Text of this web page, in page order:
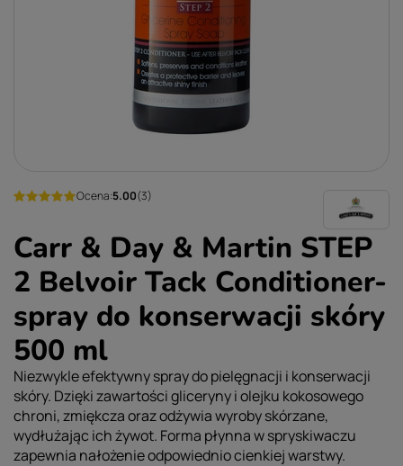
Ocena:5.00(3)
Carr & Day & Martin STEP
2 Belvoir Tack Conditioner-
spray do konserwacji skóry
500 ml
Niezwykle efektywny spray do pielęgnacji i konserwacji
skóry. Dzięki zawartości gliceryny i olejku kokosowego
chroni, zmiękcza oraz odżywia wyroby skórzane,
wydłużając ich żywot. Forma płynna w spryskiwaczu
zapewnia nałożenie odpowiednio cienkiej warstwy.